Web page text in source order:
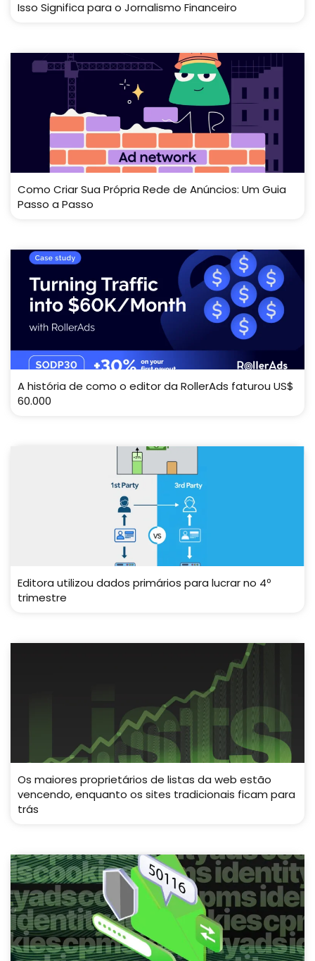
Isso Significa para o Jornalismo Financeiro
Como Criar Sua Própria Rede de Anúncios: Um Guia
Passo a Passo
A história de como o editor da RollerAds faturou US$
60.000
Editora utilizou dados primários para lucrar no 4º
trimestre
Os maiores proprietários de listas da web estão
vencendo, enquanto os sites tradicionais ficam para
trás